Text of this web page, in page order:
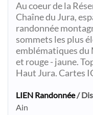
Au coeur de la
Chaîne du Jura,
randonnée
sommets les plus
emblématiques du
et rouge - jaune.
Haut Jura. Cartes
LIEN Randonnée/
Ain